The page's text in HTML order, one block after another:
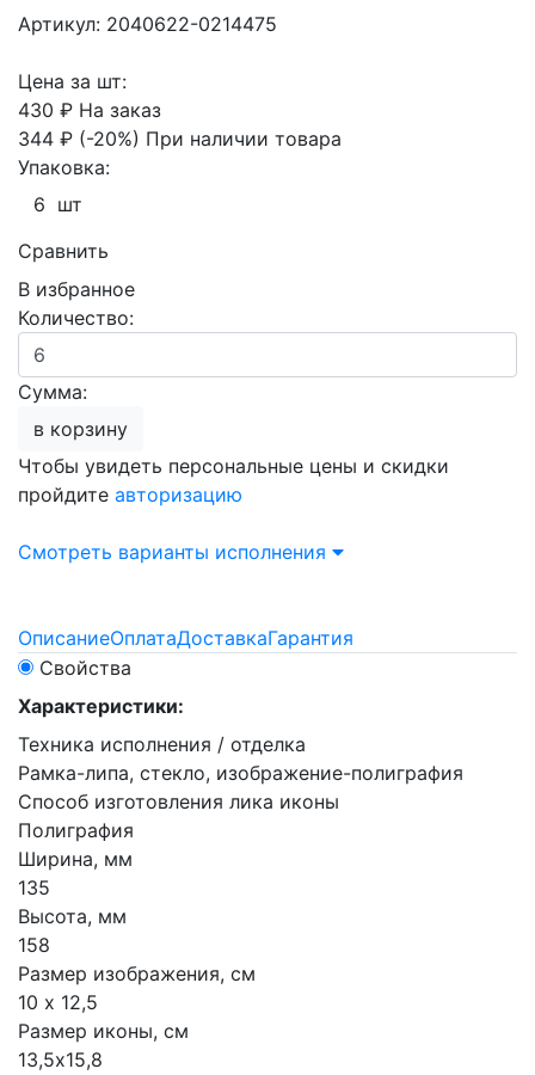
Артикул: 2040622-0214475
Цена за шт:
430 ₽ На заказ
344 ₽ (-20%) При наличии товара
Упаковка:
6 шт
Сравнить
В избранное
Количество:
Сумма:
в корзину
Чтобы увидеть персональные цены и скидки
пройдите авторизацию
Смотреть варианты исполнения
ОписаниеОплатаДоставкаГарантия
Свойства
Характеристики:
Техника исполнения / отделка
Рамка-липа, стекло, изображение-полиграфия
Способ изготовления лика иконы
Полиграфия
Ширина, мм
135
Высота, мм
158
Размер изображения, см
10 х 12,5
Размер иконы, см
13,5х15,8